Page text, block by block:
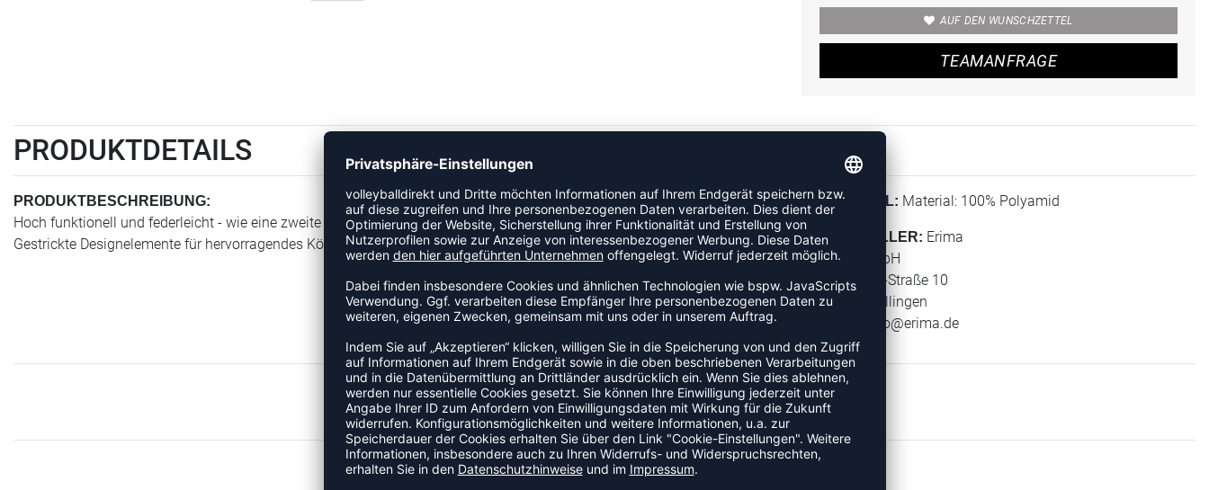
AUF DEN WUNSCHZETTEL
TEAMANFRAGE
PRODUKTDETAILS
PRODUKTBESCHREIBUNG:
Hoch funktionell und federleicht - wie eine zweite Haut. Schnelltrocknendes Funktionsmaterial Geruchshemmende Wirkung
Gestrickte Designelemente für hervorragendes Körperklima Nahtlos für höheren Tragekomfort
MATERIAL: Material: 100% Polyamid
HERSTELLER: Erima
Erima GmbH
Carl-Zeiss-Straße 10
72793 Pfullingen
info@erima.de
ZULETZT ANGESEHEN
MEHR AUS DER KATEGORIE SHIRTS